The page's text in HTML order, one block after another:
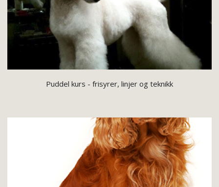
Puddel kurs - frisyrer, linjer og teknikk